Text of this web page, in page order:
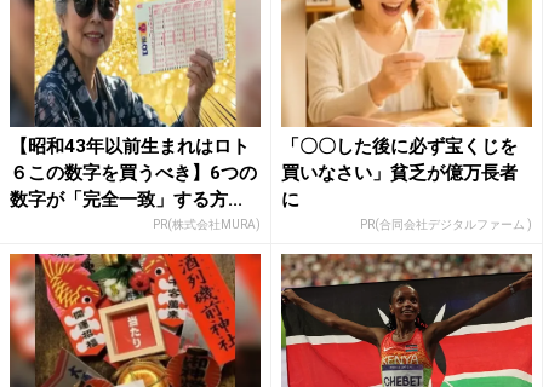
【昭和43年以前生まれはロト
６この数字を買うべき】6つの
数字が「完全一致」する方...
PR(株式会社MURA)
「〇〇した後に必ず宝くじを
買いなさい」貧乏が億万長者
に
PR(合同会社デジタルファーム )